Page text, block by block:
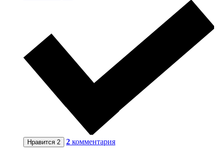
Нравится 2 2 комментария